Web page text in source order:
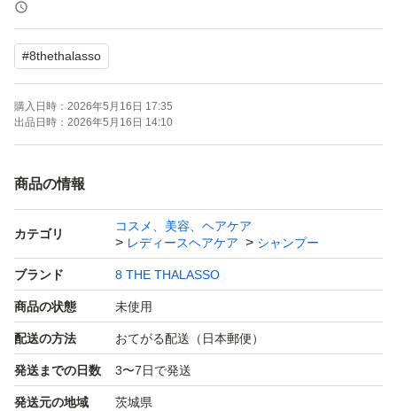
お値段ゴメンナサイm(__)m
エイトザタラソ
クレンジングリペア＆モイスト
シャンプー 480ml×2個（増量品）
トリートメント480ml×1個（増量品）
透明袋に入れて
注ぎ口を少し折り曲げます。
その上からビニールテープで補強します
（液漏れ防止）
その状態で発送袋に入れます。
発送袋にもビニールテープで補強して
荷造りします。
#8thethalasso
購入日時： 2026年5月16日 17:35
出品日時： 2026年5月16日 14:10
商品の情報
カテゴリ
コスメ、美容、ヘアケア
レディースヘアケア
シャンプー
ブランド 8 THE THALASSO
商品の状態 未使用
配送の方法 おてがる配送（日本郵便）
発送までの日数 3〜7日で発送
発送元の地域 茨城県